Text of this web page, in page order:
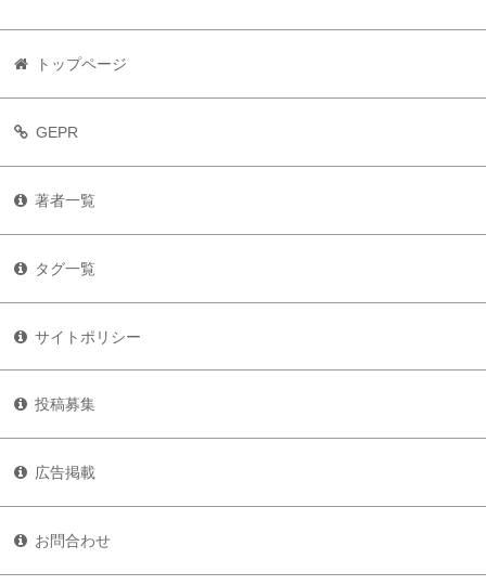
トップページ
GEPR
著者一覧
タグ一覧
サイトポリシー
投稿募集
広告掲載
お問合わせ